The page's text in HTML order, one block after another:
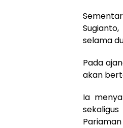
selama
Pada
akan
Ia